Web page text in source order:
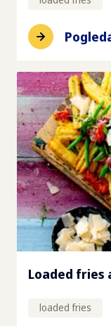
Loaded fries
loaded fries